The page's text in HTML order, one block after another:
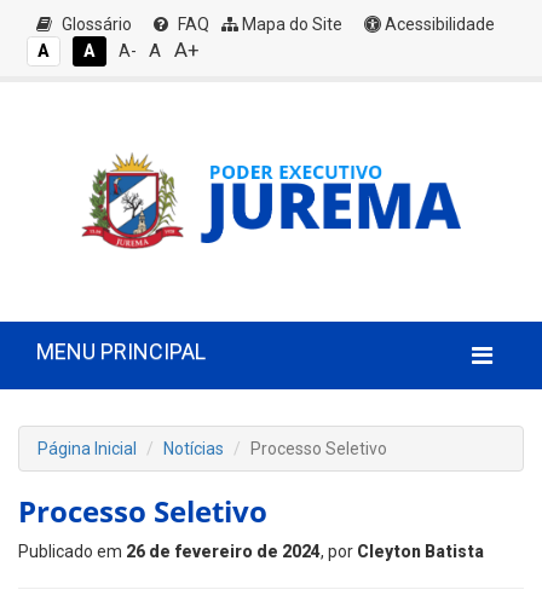
Glossário FAQ Mapa do Site
Acessibilidade
A
A A- A A+
MENU PRINCIPAL
Página Inicial Notícias Processo Seletivo
Processo Seletivo
Publicado em 26 de fevereiro de 2024, por Cleyton Batista